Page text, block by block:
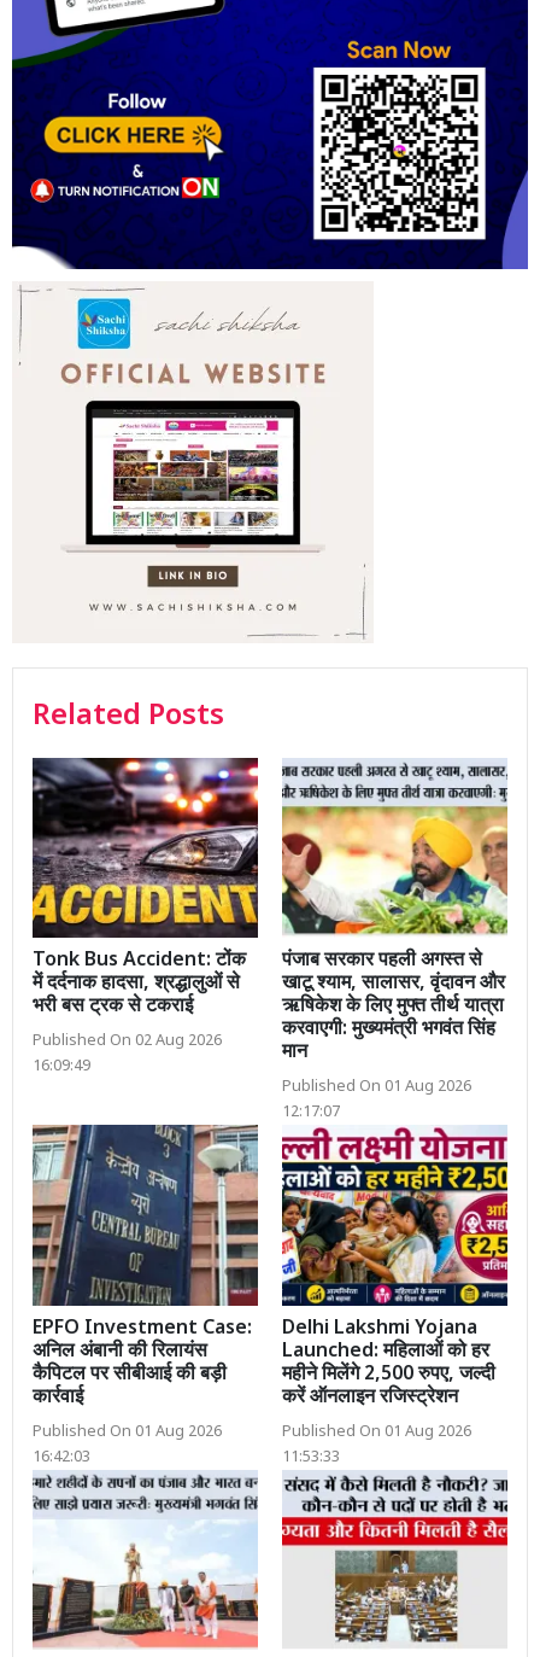
Related Posts
Tonk Bus Accident: टोंक
में दर्दनाक हादसा, श्रद्धालुओं से
भरी बस ट्रक से टकराई
Published On 02 Aug 2026
16:09:49
पंजाब सरकार पहली अगस्त से
खाटू श्याम, सालासर, वृंदावन और
ऋषिकेश के लिए मुफ्त तीर्थ यात्रा
करवाएगी: मुख्यमंत्री भगवंत सिंह
मान
Published On 01 Aug 2026
12:17:07
EPFO Investment Case:
अनिल अंबानी की रिलायंस
कैपिटल पर सीबीआई की बड़ी
कार्रवाई
Published On 01 Aug 2026
16:42:03
Delhi Lakshmi Yojana
Launched: महिलाओं को हर
महीने मिलेंगे 2,500 रुपए, जल्दी
करें ऑनलाइन रजिस्ट्रेशन
Published On 01 Aug 2026
11:53:33